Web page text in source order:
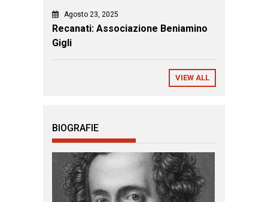
Agosto 23, 2025
Recanati: Associazione Beniamino
Gigli
VIEW ALL
BIOGRAFIE